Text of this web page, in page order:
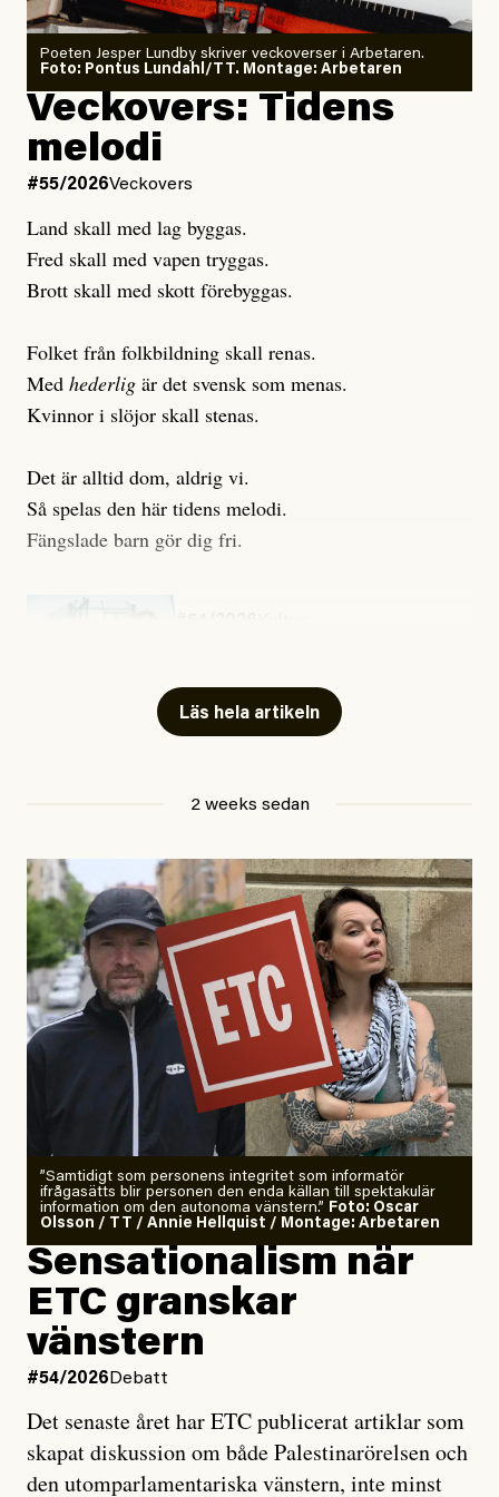
Publicerad6 August, 2026
Uppdaterad7 August, 2026
Joel Kellgren
Publicerad3 August, 2026
Uppdaterad3 August, 2026
Poeten Jesper Lundby skriver veckoverser i Arbetaren.
Foto: Pontus Lundahl/TT. Montage: Arbetaren
Veckovers: Tidens
melodi
#55/2026Veckovers
Land skall med lag byggas.
Fred skall med vapen tryggas.
Brott skall med skott förebyggas.
Folket från folkbildning skall renas.
Med hederlig är det svensk som menas.
Kvinnor i slöjor skall stenas.
Det är alltid dom, aldrig vi.
Så spelas den här tidens melodi.
Fängslade barn gör dig fri.
Läs hela artikeln
2 weeks sedan
”Samtidigt som personens integritet som informatör
ifrågasätts blir personen den enda källan till spektakulär
information om den autonoma vänstern.” Foto: Oscar
Olsson / TT / Annie Hellquist / Montage: Arbetaren
Sensationalism när
ETC granskar
vänstern
#54/2026 Debatt
Det senaste året har ETC publicerat artiklar som
skapat diskussion om både Palestinarörelsen och
den utomparlamentariska vänstern, inte minst